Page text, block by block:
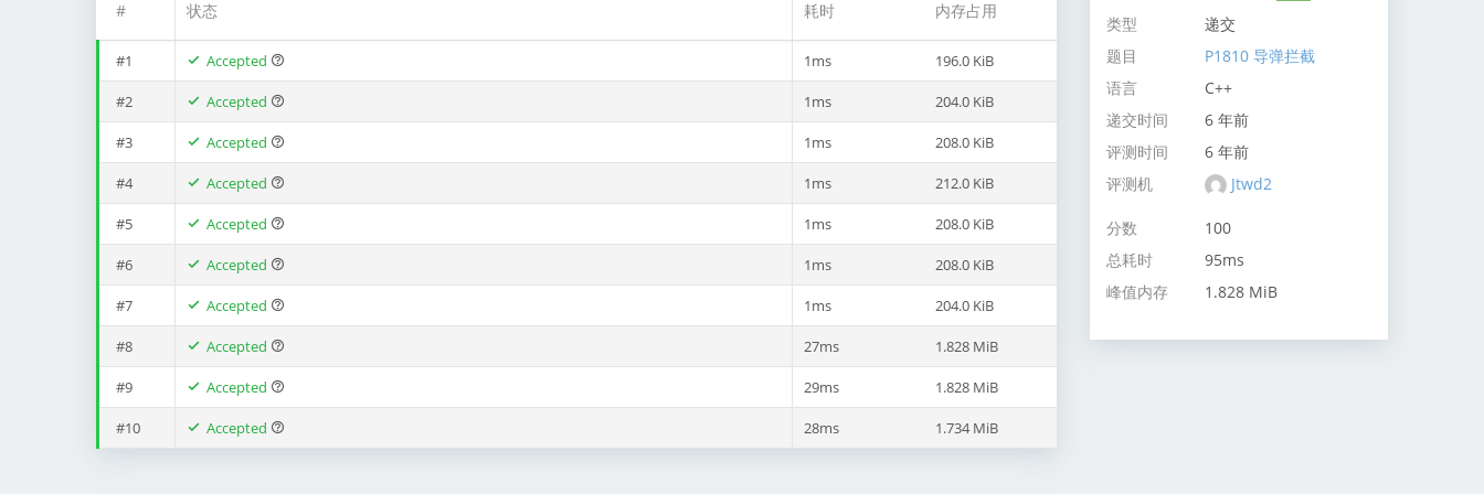
# 状态 耗时 内存占用
#1 Accepted 1ms 196.0 KiB
#2 Accepted 1ms 204.0 KiB
#3 Accepted 1ms 208.0 KiB
#4 Accepted 1ms 212.0 KiB
#5 Accepted 1ms 208.0 KiB
#6 Accepted 1ms 208.0 KiB
#7 Accepted 1ms 204.0 KiB
#8 Accepted 27ms 1.828 MiB
#9 Accepted 29ms 1.828 MiB
#10 Accepted 28ms 1.734 MiB
类型
递交
题目
P1810 导弹拦截
语言
C++
递交时间
6 年前
评测时间
6 年前
评测机
Jtwd2
分数
100
总耗时
95ms
峰值内存
1.828 MiB